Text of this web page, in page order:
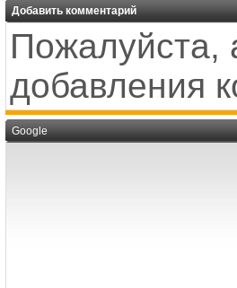
Добавить комментарий
Пожалуйста,
добавления
Google